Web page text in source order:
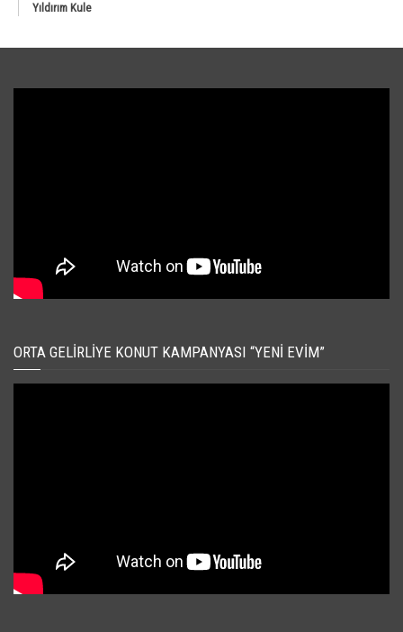
Yıldırım Kule
ORTA GELIRLIYE KONUT KAMPANYASI “YENI EVIM”